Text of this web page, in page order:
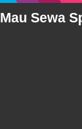
Mau Sewa